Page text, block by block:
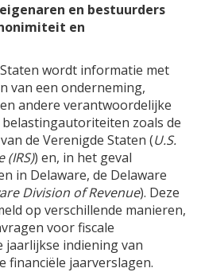
en bestuurders
en
wordt informatie met
van een onderneming,
andere verantwoordelijke
zoals de
de Verenigde Staten (U.S.
(IRS)) en, in het geval
in Delaware, de Delaware
Division of Revenue). Deze
op verschillende manieren,
voor fiscale
jaarlijkse indiening van
financiële jaarverslagen.